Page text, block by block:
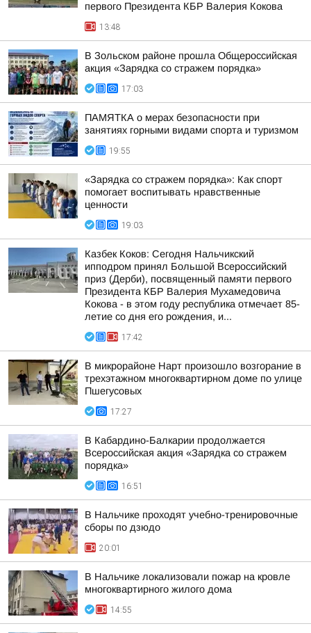
первого Президента КБР Валерия Кокова
13:48
В Зольском районе прошла Общероссийская
акция «Зарядка со стражем порядка»
17:03
ПАМЯТКА о мерах безопасности при
занятиях горными видами спорта и туризмом
19:55
«Зарядка со стражем порядка»: Как спорт
помогает воспитывать нравственные
ценности
19:03
Казбек Коков: Сегодня Нальчикский
ипподром принял Большой Всероссийский
приз (Дерби), посвященный памяти первого
Президента КБР Валерия Мухамедовича
Кокова - в этом году республика отмечает 85-
летие со дня его рождения, и...
17:42
В микрорайоне Нарт произошло возгорание в
трехэтажном многоквартирном доме по улице
Пшегусовых
17:27
В Кабардино-Балкарии продолжается
Всероссийская акция «Зарядка со стражем
порядка»
16:51
В Нальчике проходят учебно-тренировочные
сборы по дзюдо
20:01
В Нальчике локализовали пожар на кровле
многоквартирного жилого дома
14:55